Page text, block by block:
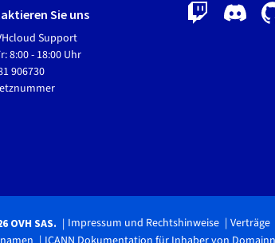
Sie uns
Support
8:00 - 18:00 Uhr
906730
OVH SAS. Impressum und Rechtshinweise Verträge